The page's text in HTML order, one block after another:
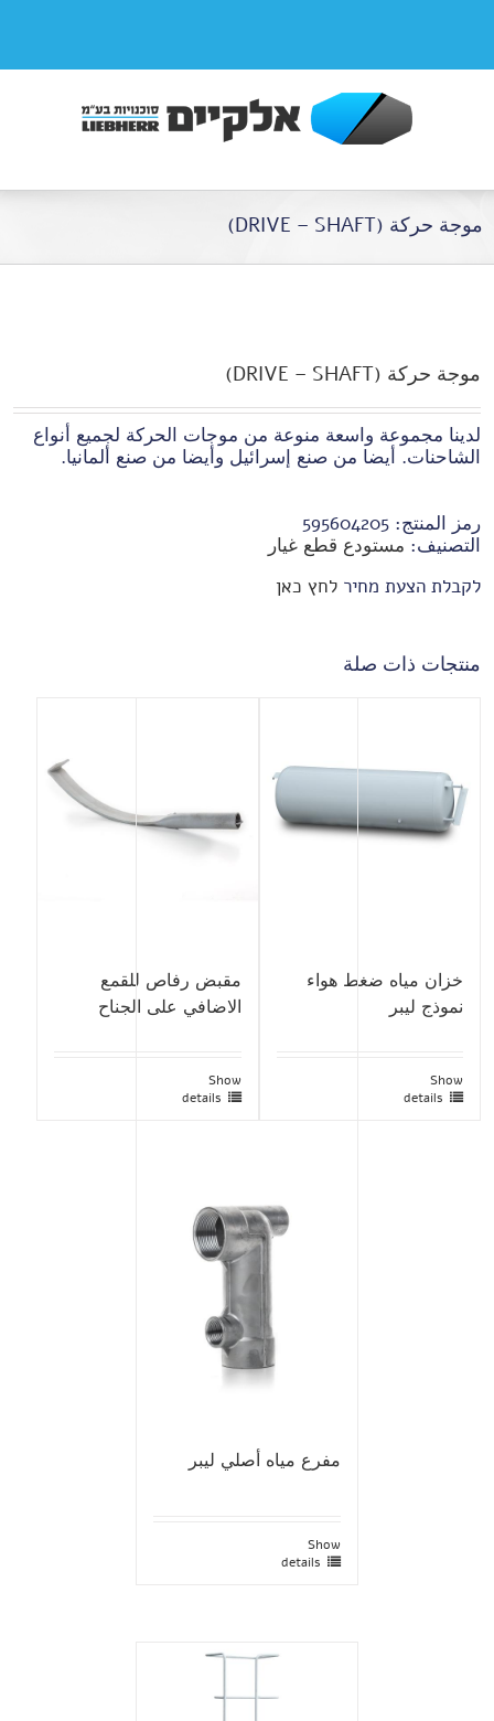
موجة حركة (DRIVE – SHAFT)
موجة حركة (DRIVE – SHAFT)
لدينا مجموعة واسعة منوعة من موجات الحركة لجميع أنواع
الشاحنات. أيضا من صنع إسرائيل وأيضا من صنع ألمانيا.
رمز المنتج: 595604205
التصنيف: مستودع قطع غيار
לקבלת הצעת מחיר לחץ כאן
منتجات ذات صلة
خزان مياه ضغط هواء
نموذج ليبر
Show
details
مقبض رفاص للقمع
الاضافي على الجناح
Show
details
مفرع مياه أصلي ليبر
Show
details